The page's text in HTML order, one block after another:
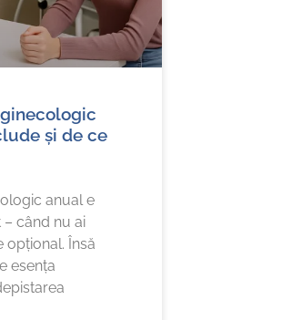
și de ce
anual e
când nu ai
opțional. Însă
esența